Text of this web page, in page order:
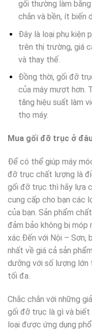
gối thường làm
chắn và bền, ít biến
Đây là loại phụ kiện
trên thị trường, giá
và thay thế.
Đồng thời, gối đỡ
của máy mượt hơn.
tăng hiệu suất làm
thọ máy.
Mua gối đỡ trục ở
Để có thể giúp máy
đỡ trục chất lượng là
gối đỡ trục thì hãy lựa
cung cấp cho bạn các
của bạn. Sản phẩm
đảm bảo không bị móp
xác.Đến với Nội – Sơn,
nhất về giá cả sản
dưỡng với số lượng
tối đa.
Chắc chắn với những
gối đỡ trục là gì và
loại được ứng dụng phổ